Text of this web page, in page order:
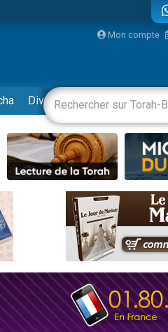
insalubre
à travers le temps
Mon compte
Divertissements Livres